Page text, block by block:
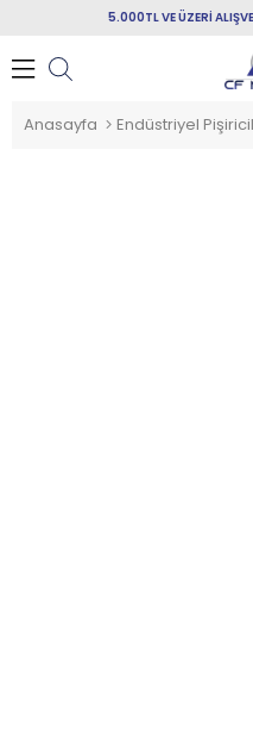
5.000TL VE ÜZERİ
Anasayfa Endüstriyel